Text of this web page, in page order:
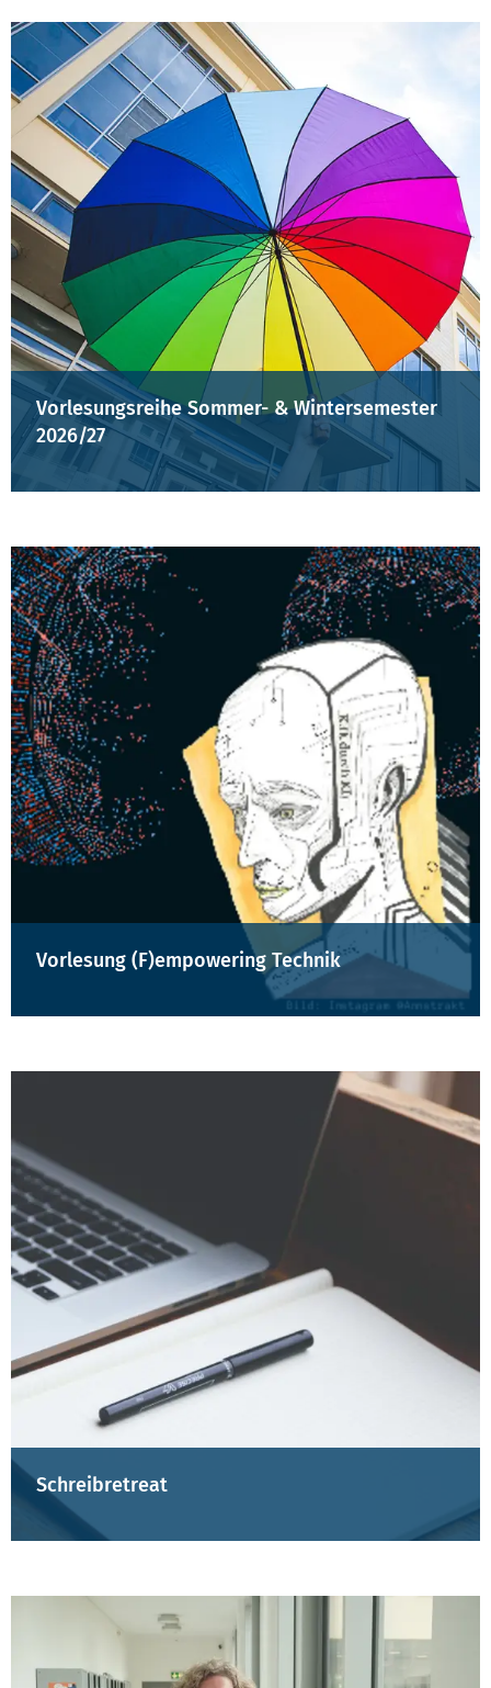
Vorlesungsreihe Sommer- & Wintersemester
2026/27
Vorlesung (F)empowering Technik
Schreibretreat